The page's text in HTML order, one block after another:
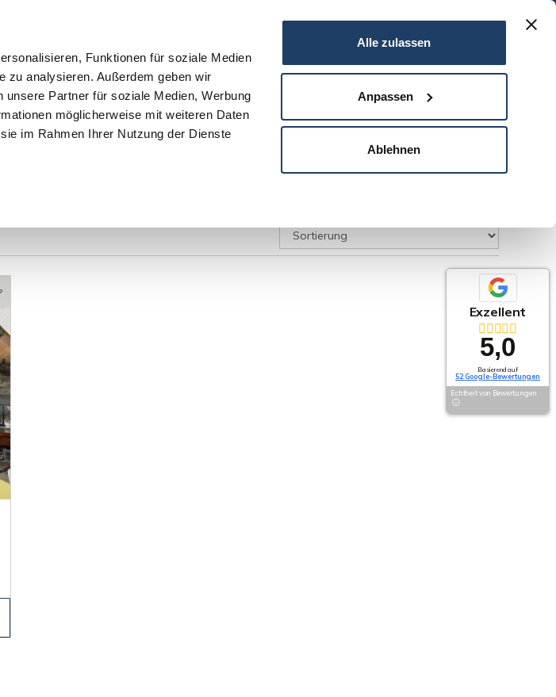
Funktionen für soziale Medien
zu analysieren. Außerdem geben wir
Partner für soziale Medien, Werbung
möglicherweise mit weiteren Daten
im Rahmen Ihrer Nutzung der Dienste
Alle zulassen
Anpassen
Ablehnen
EIGENTÜMER INTERESSENTEN
Exzellent
5,0
Basierend auf
52 Google-Bewertungen
Echtheit von Bewertungen